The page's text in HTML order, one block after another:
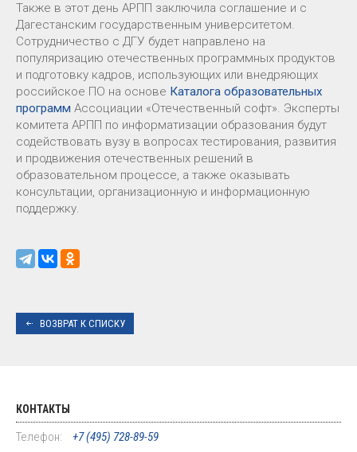
Также в этот день АРПП заключила соглашение и с
Дагестанским государственным университетом.
Сотрудничество с ДГУ будет направлено на
популяризацию отечественных программных продуктов
и подготовку кадров, использующих или внедряющих
российское ПО на основе Каталога образовательных
программ Ассоциации «Отечественный софт». Эксперты
комитета АРПП по информатизации образования будут
содействовать вузу в вопросах тестирования, развития
и продвижения отечественных решений в
образовательном процессе, а также оказывать
консультации, организационную и информационную
поддержку.
ВОЗВРАТ К СПИСКУ
КОНТАКТЫ
Телефон:
+7 (495) 728-89-59